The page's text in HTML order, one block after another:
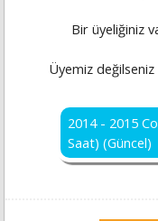
Bir üyeliğiniz
Üyemiz değilseniz
2014 - 2015
Saat) (Güncel)